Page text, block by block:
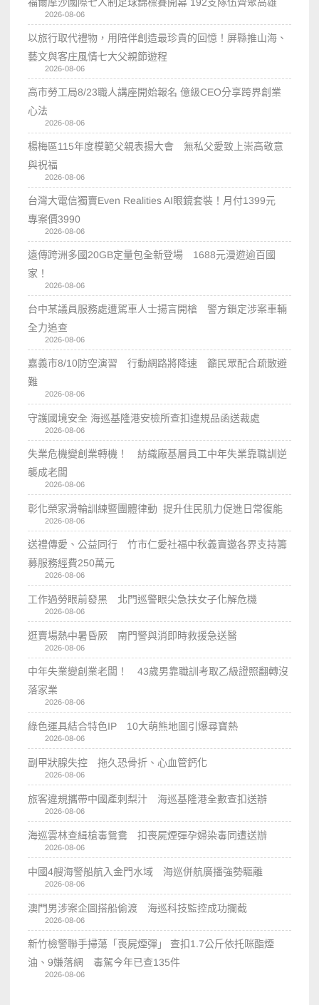
福爾摩沙國際七人制足球錦標賽開幕 192支隊伍齊聚高雄
2026-08-06
以旅行取代禮物，用陪伴創造最珍貴的回憶！屏縣推山海、
藝文與客庄風情七大父親節遊程
2026-08-06
高市勞工局8/23職人講座開始報名 億級CEO分享跨界創業
心法
2026-08-06
楊梅區115年度模範父親表揚大會 無私父愛致上崇高敬意
與祝福
2026-08-06
台灣大電信獨賣Even Realities AI眼鏡套裝！月付1399元
專案價3990
2026-08-06
遠傳跨洲多國20GB定量包全新登場 1688元漫遊逾百國
家！
2026-08-06
台中某議員服務處遭駕車人士揚言開槍 警方鎖定涉案車輛
全力追查
2026-08-06
嘉義市8/10防空演習 行動網路將降速 籲民眾配合疏散避
難
2026-08-06
守護國境安全 海巡基隆港安檢所查扣違規品函送裁處
2026-08-06
失業危機變創業轉機！ 紡織廠基層員工中年失業靠職訓逆
襲成老闆
2026-08-06
彰化榮家滑輪訓練暨團體律動 提升住民肌力促進日常復能
2026-08-06
送禮傳愛、公益同行 竹市仁愛社福中秋義賣邀各界支持籌
募服務經費250萬元
2026-08-06
工作過勞眼前發黑 北門巡警眼尖急扶女子化解危機
2026-08-06
逛賣場熱中暑昏厥 南門警與消即時救援急送醫
2026-08-06
中年失業變創業老闆！ 43歲男靠職訓考取乙級證照翻轉沒
落家業
2026-08-06
綠色運具結合特色IP 10大萌熊地圖引爆尋寶熱
2026-08-06
副甲狀腺失控 拖久恐骨折、心血管鈣化
2026-08-06
旅客違規攜帶中國產刺梨汁 海巡基隆港全數查扣送辦
2026-08-06
海巡雲林查緝槍毒鴛鴦 扣喪屍煙彈孕婦染毒同遭送辦
2026-08-06
中國4艘海警船航入金門水域 海巡併航廣播強勢驅離
2026-08-06
澳門男涉案企圖搭船偷渡 海巡科技監控成功攔截
2026-08-06
新竹檢警聯手掃蕩「喪屍煙彈」 查扣1.7公斤依托咪酯煙
油、9嫌落網 毒駕今年已查135件
2026-08-06